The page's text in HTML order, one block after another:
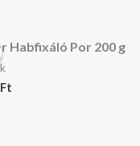
Habfixáló Por 200 g
Ft
price